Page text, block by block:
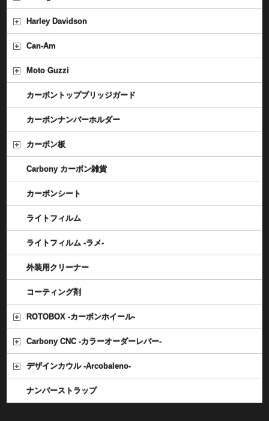
Harley Davidson
Can-Am
Moto Guzzi
カーボントップブリッジガード
カーボンナンバーホルダー
カーボン板
Carbony カーボン雑貨
カーボンシート
ライトフィルム
ライトフィルム -ラメ-
外装用クリーナー
コーティング剤
ROTOBOX -カーボンホイール-
Carbony CNC -カラーオーダーレバー-
デザインカウル -Arcobaleno-
ナンバーストラップ